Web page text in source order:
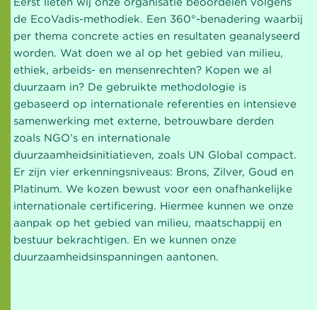
de EcoVadis-methodiek. Een 360°-benadering waarbij
per thema concrete acties en resultaten geanalyseerd
worden. Wat doen we al op het gebied van milieu,
ethiek, arbeids- en mensenrechten? Kopen we al
duurzaam in? De gebruikte methodologie is
gebaseerd op internationale referenties en intensieve
samenwerking met externe, betrouwbare derden
zoals NGO’s en internationale
duurzaamheidsinitiatieven, zoals UN Global compact.
Er zijn vier erkenningsniveaus: Brons, Zilver, Goud en
Platinum. We kozen bewust voor een onafhankelijke
internationale certificering. Hiermee kunnen we onze
aanpak op het gebied van milieu, maatschappij en
bestuur bekrachtigen. En we kunnen onze
duurzaamheidsinspanningen aantonen.